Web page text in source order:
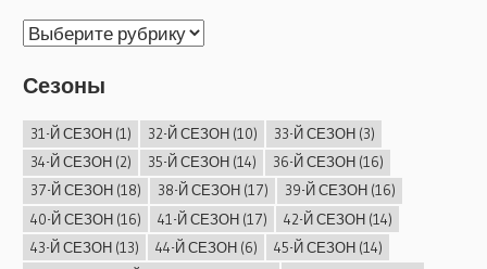
АРХИВ
Сезоны
31-Й СЕЗОН(1) 32-Й СЕЗОН(10) 33-Й СЕЗОН(3)
34-Й СЕЗОН(2) 35-Й СЕЗОН(14) 36-Й СЕЗОН(16)
37-Й СЕЗОН(18) 38-Й СЕЗОН(17) 39-Й СЕЗОН(16)
40-Й СЕЗОН(16) 41-Й СЕЗОН(17) 42-Й СЕЗОН(14)
43-Й СЕЗОН(13) 44-Й СЕЗОН(6) 45-Й СЕЗОН(14)